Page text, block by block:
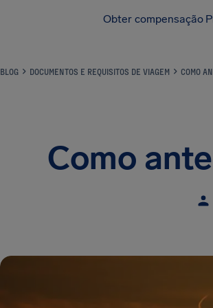
Obter compensação
BLOG DOCUMENTOS E REQUISITOS DE VIAGEM COMO
Como